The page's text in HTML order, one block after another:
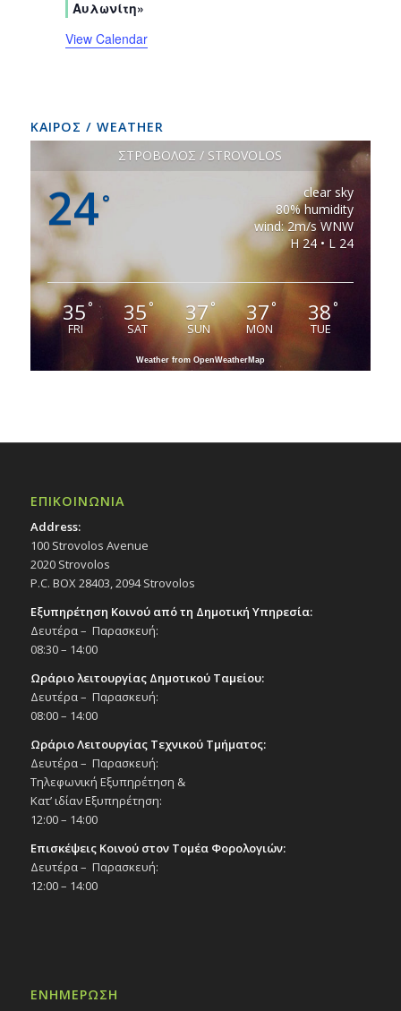
Αυλωνίτη»
View Calendar
ΚΑΙΡΟΣ / WEATHER
ΣΤΡΟΒΟΛΟΣ / STROVOLOS
24°
clear sky
80% humidity
wind: 2m/s WNW
H 24 • L 24
35°
FRI
35°
SAT
37°
SUN
37°
MON
38°
TUE
Weather from OpenWeatherMap
ΕΠΙΚΟΙΝΩΝΙΑ
Address:
100 Strovolos Avenue
2020 Strovolos
P.C. BOX 28403, 2094 Strovolos
Εξυπηρέτηση Κοινού από τη Δημοτική Υπηρεσία:
Δευτέρα – Παρασκευή:
08:30 – 14:00
Ωράριο λειτουργίας Δημοτικού Ταμείου:
Δευτέρα – Παρασκευή:
08:00 – 14:00
Ωράριο Λειτουργίας Τεχνικού Τμήματος:
Δευτέρα – Παρασκευή:
Τηλεφωνική Εξυπηρέτηση &
Κατ’ ιδίαν Εξυπηρέτηση:
12:00 – 14:00
Επισκέψεις Κοινού στον Τομέα Φορολογιών:
Δευτέρα – Παρασκευή:
12:00 – 14:00
ΕΝΗΜΕΡΩΣΗ